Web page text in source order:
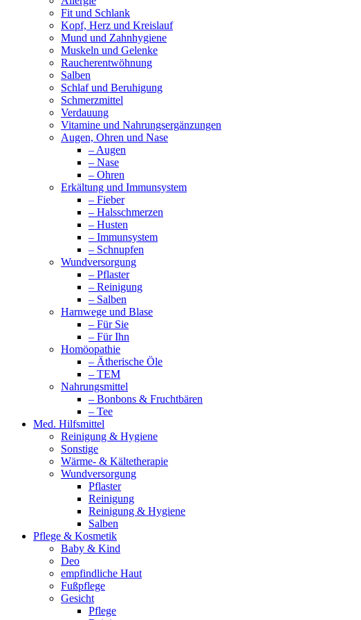
Fit und Schlank
Kopf, Herz und Kreislauf
Mund und Zahnhygiene
Muskeln und Gelenke
Raucherentwöhnung
Salben
Schlaf und Beruhigung
Schmerzmittel
Verdauung
Vitamine und Nahrungsergänzungen
Augen, Ohren und Nase
– Augen
– Nase
– Ohren
Erkältung und Immunsystem
– Fieber
– Halsschmerzen
– Husten
– Immunsystem
– Schnupfen
Wundversorgung
– Pflaster
– Reinigung
– Salben
Harnwege und Blase
– Für Sie
– Für Ihn
Homöopathie
– Ätherische Öle
– TEM
Nahrungsmittel
– Bonbons & Fruchtbären
– Tee
Med. Hilfsmittel
Reinigung & Hygiene
Sonstige
Wärme- & Kältetherapie
Wundversorgung
Pflaster
Reinigung
Reinigung & Hygiene
Salben
Pflege & Kosmetik
Baby & Kind
Deo
empfindliche Haut
Fußpflege
Gesicht
Pflege